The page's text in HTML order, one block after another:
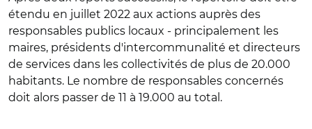
étendu en juillet 2022 aux actions auprès des
responsables publics locaux - principalement les
maires, présidents d'intercommunalité et directeurs
de services dans les collectivités de plus de 20.000
habitants. Le nombre de responsables concernés
doit alors passer de 11 à 19.000 au total.